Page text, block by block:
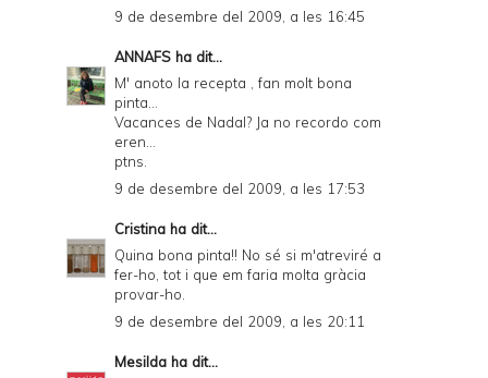
9 de desembre del 2009, a les 16:45
ANNAFS ha dit...
M' anoto la recepta , fan molt bona
pinta...
Vacances de Nadal? Ja no recordo com
eren...
ptns.
9 de desembre del 2009, a les 17:53
Cristina ha dit...
Quina bona pinta!! No sé si m'atreviré a
fer-ho, tot i que em faria molta gràcia
provar-ho.
9 de desembre del 2009, a les 20:11
Mesilda ha dit...